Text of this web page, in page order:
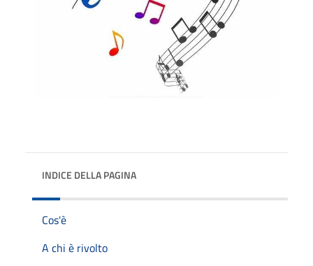
INDICE DELLA PAGINA
Cos'è
A chi è rivolto